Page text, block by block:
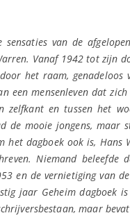
sensaties van de
Vanaf 1942 tot zijn
het raam, genadeloos
een mensenleven dat
zelfkant en tussen het
de mooie jongens, maar
het dagboek ook is,
Niemand beleefde
en de vernietiging van
jaar Geheim dagboek
maar